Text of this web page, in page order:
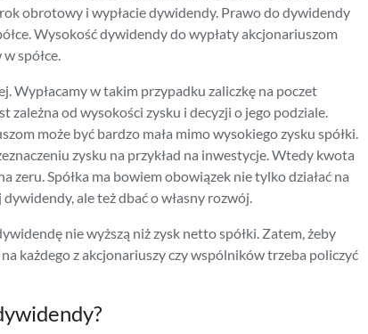
obrotowy i wypłacie dywidendy. Prawo do dywidendy
Wysokość dywidendy do wypłaty akcjonariuszom
spółce.
Wypłacamy w takim przypadku zaliczkę na poczet
zależna od wysokości zysku i decyzji o jego podziale.
może być bardzo mała mimo wysokiego zysku spółki.
zysku na przykład na inwestycje. Wtedy kwota
zeru. Spółka ma bowiem obowiązek nie tylko działać na
ale też dbać o własny rozwój.
nie wyższą niż zysk netto spółki. Zatem, żeby
każdego z akcjonariuszy czy wspólników trzeba policzyć